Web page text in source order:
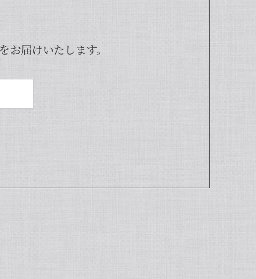
、100種類以上のバニラを使った世界のお菓子レシピも
会がございましたら、よろしくお願い申し上げます。
ンズ/製菓材料/バニラペースト/バニラエッセンス/ギフト
つも迅速なのに丁寧な対応に商品の良さはもとよりお人柄
届けいたします。